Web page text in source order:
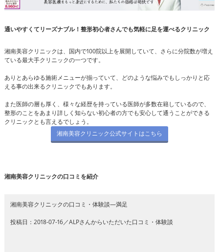
通いやすくてリーズナブル！整形初心者さんでも気軽に足を運べるクリニック
湘南美容クリニックは、国内で100院以上を展開していて、さらに分院数が増え
ている最大手クリニックの一つです。
ありとあらゆる施術メニューが揃っていて、どのような悩みでもしっかりと応
える事の出来るクリニックでもあります。
また医師の層も厚く、様々な経歴を持っている医師が多数在籍しているので、
整形のことをあまり詳しく知らない初心者の方でも安心して通うことができる
クリニックとも言えるでしょう。
湘南美容クリニック公式サイトはこちら
湘南美容クリニックの口コミを紹介
湘南美容クリニックの口コミ・体験談―満足
投稿日：2018-07-16／ALPさんからいただいた口コミ・体験談